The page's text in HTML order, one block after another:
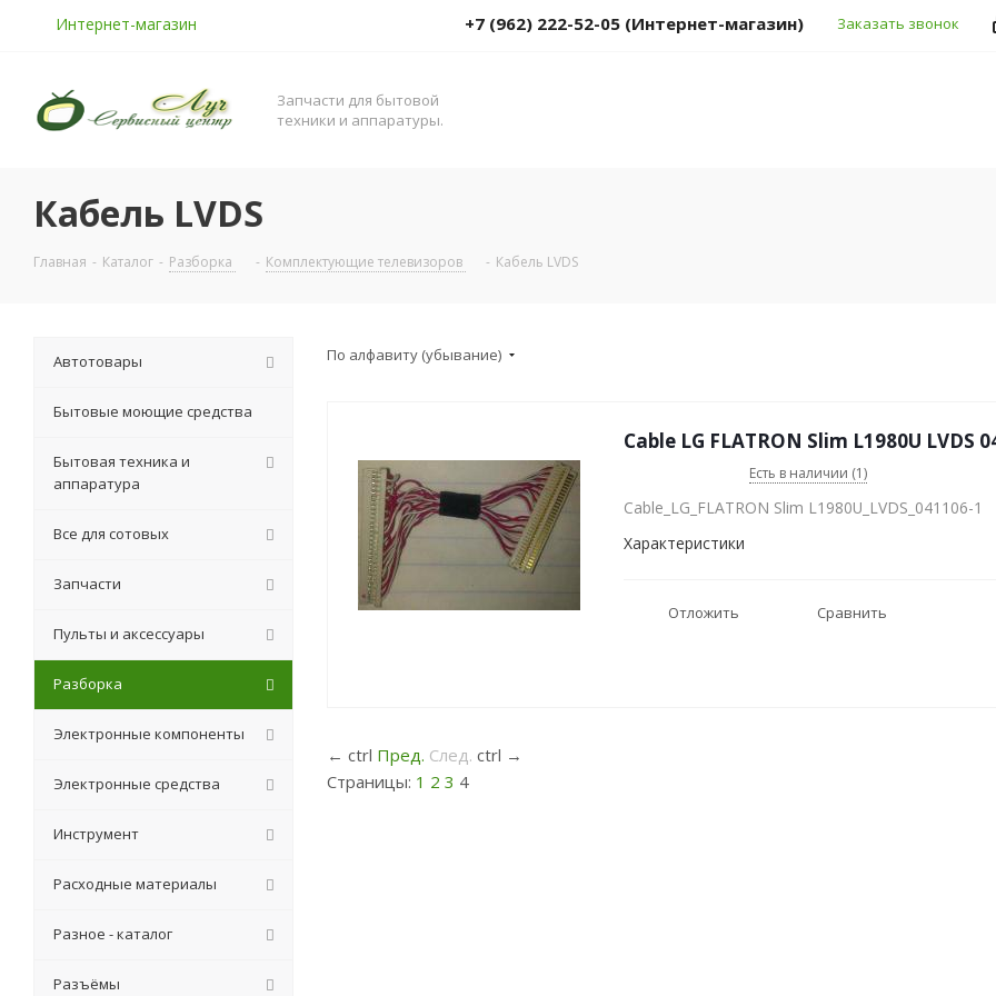
Интернет-магазин +7 (962) 222-52-05 (Интернет-магазин) Заказать звонок
Запчасти для бытовой
техники и аппаратуры.
Кабель LVDS
Главная - Каталог - Разборка - Комплектующие телевизоров - Кабель LVDS
По алфавиту (убывание)
Cable LG FLATRON Slim L1980U LVDS
Есть в наличии (1)
Cable_LG_FLATRON Slim L1980U_LVDS_041106-1
Характеристики
Отложить Сравнить
← ctrl Пред. След. ctrl →
Страницы: 1 2 3 4
Автотовары
Бытовые моющие средства
Бытовая техника и
аппаратура
Все для сотовых
Запчасти
Пульты и аксессуары
Разборка
Электронные компоненты
Электронные средства
Инструмент
Расходные материалы
Разное - каталог
Разъёмы